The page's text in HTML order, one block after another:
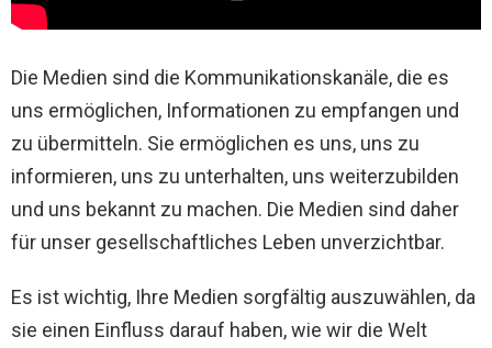
Die Medien sind die Kommunikationskanäle, die es
uns ermöglichen, Informationen zu empfangen und
zu übermitteln. Sie ermöglichen es uns, uns zu
informieren, uns zu unterhalten, uns weiterzubilden
und uns bekannt zu machen. Die Medien sind daher
für unser gesellschaftliches Leben unverzichtbar.
Es ist wichtig, Ihre Medien sorgfältig auszuwählen, da
sie einen Einfluss darauf haben, wie wir die Welt